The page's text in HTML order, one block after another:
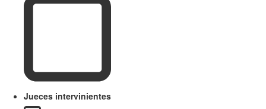
Jueces intervinientes